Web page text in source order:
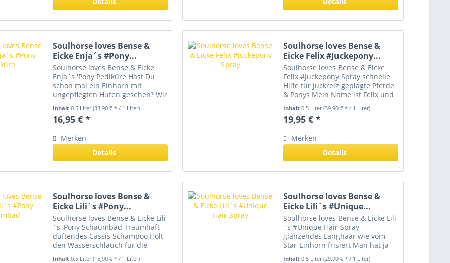
Soulhorse loves Bense &
Eicke Enja´s #Pony...
Soulhorse loves Bense & Eicke
Enja´s 'Pony Pediküre Hast Du
schon mal ein Einhorn mit
ungepflegten Hufen gesehen? Wir
regelmäßig zu Enja´s Pony
Pediküre gehen! Dort werden sie
Inhalt0.5 Liter(33,90 € * / 1 Liter)
16,95 € *
Merken
Details
Soulhorse loves Bense &
Eicke Felix #Juckepony...
Soulhorse loves Bense & Eicke
Felix #Juckepony Spray schnelle
Hilfe für Juckreiz geplagte Pferde
& Ponys Mein Name ist Felix und
sagt, ich bin Ekzemer, ich weiß
nicht wieso. Im Sommer wird’s
Inhalt0.5 Liter(39,90 € * / 1 Liter)
19,95 € *
Merken
Details
Soulhorse loves Bense &
Eicke Lili´s #Pony...
Soulhorse loves Bense & Eicke Lili
´s 'Pony Schaumbad Traumhaft
duftendes Cassis Schampoo Holt
den Wasserschlauch für die
Inhalt0.5 Liter(15,90 € * / 1 Liter)
Soulhorse loves Bense &
Eicke Lili´s #Unique...
Soulhorse loves Bense & Eicke Lili
´s #Unique Hair Spray
glänzendes Langhaar wie vom
Star-Einhorn frisiert Man hat ja
Inhalt0.5 Liter(29,90 € * / 1 Liter)